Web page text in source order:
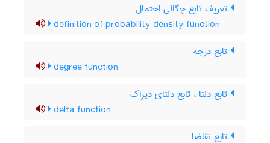
تعریف تابع چگالی احتمال
definition of probability density function
تابع درجه
degree function
تابع دلتا ، تابع دلتای دیراک
delta function
تابع تقاضا